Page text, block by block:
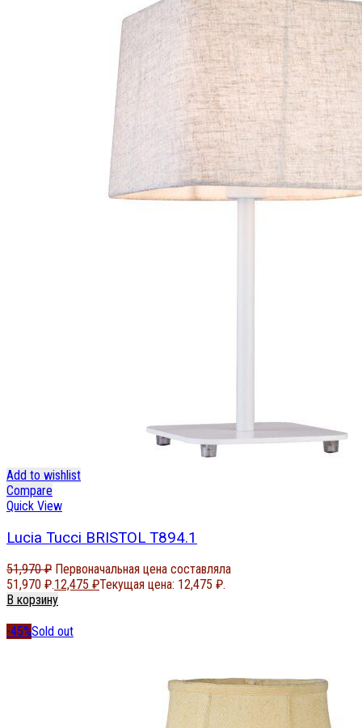
Add to wishlist
Compare
Quick View
Lucia Tucci BRISTOL T894.1
51,970₽ Первоначальная цена составляла
51,970 ₽.12,475 ₽Текущая цена: 12,475 ₽.
В корзину
-45%Sold out